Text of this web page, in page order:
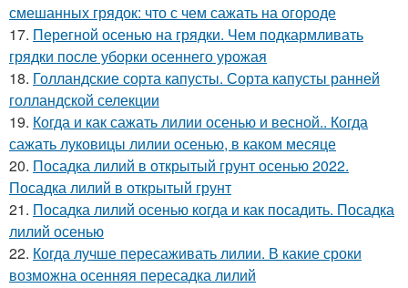
смешанных грядок: что с чем сажать на огороде
17. Перегной осенью на грядки. Чем подкармливать
грядки после уборки осеннего урожая
18. Голландские сорта капусты. Сорта капусты ранней
голландской селекции
19. Когда и как сажать лилии осенью и весной.. Когда
сажать луковицы лилии осенью, в каком месяце
20. Посадка лилий в открытый грунт осенью 2022.
Посадка лилий в открытый грунт
21. Посадка лилий осенью когда и как посадить. Посадка
лилий осенью
22. Когда лучше пересаживать лилии. В какие сроки
возможна осенняя пересадка лилий